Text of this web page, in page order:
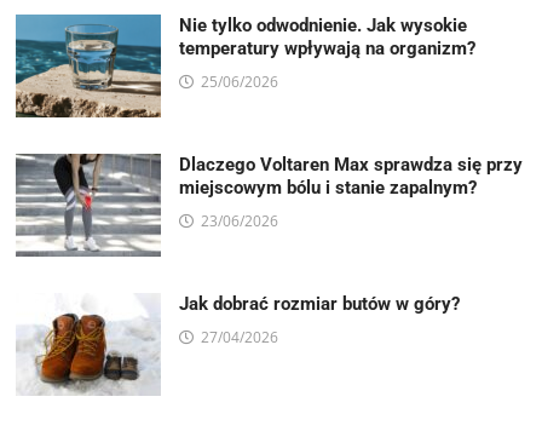
Nie tylko odwodnienie. Jak wysokie
temperatury wpływają na organizm?
25/06/2026
Dlaczego Voltaren Max sprawdza się przy
miejscowym bólu i stanie zapalnym?
23/06/2026
Jak dobrać rozmiar butów w góry?
27/04/2026